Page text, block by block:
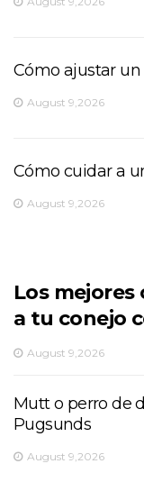
Cómo ajustar un
August 9,2026
Cómo cuidar a
August 9,2026
Los
a tu conejo
August 9,2026
Mutt o perro de
Pugsunds
August 9,2026